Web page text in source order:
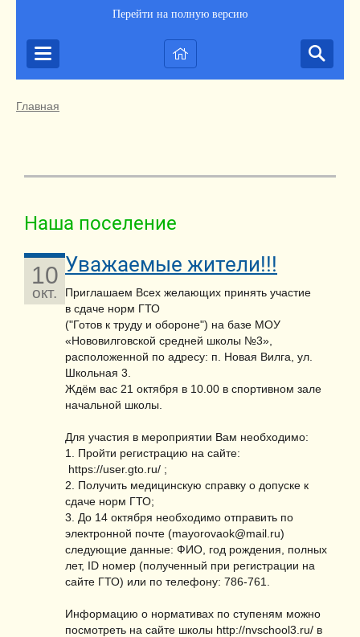
Перейти на полную версию
Главная
Наша поселение
10
окт.
Уважаемые жители!!!
Приглашаем Всех желающих принять участие
в сдаче норм ГТО
("Готов к труду и обороне") на базе МОУ
«Нововилговской средней школы №3»,
расположенной по адресу: п. Новая Вилга, ул.
Школьная 3.
Ждём вас 21 октября в 10.00 в спортивном зале
начальной школы.
Для участия в мероприятии Вам необходимо:
1. Пройти регистрацию на сайте:
https://user.gto.ru/ ;
2. Получить медицинскую справку о допуске к
сдаче норм ГТО;
3. До 14 октября необходимо отправить по
электронной почте (mayorovaok@mail.ru)
следующие данные: ФИО, год рождения, полных
лет, ID номер (полученный при регистрации на
сайте ГТО) или по телефону: 786-761.
Информацию о нормативах по ступеням можно
посмотреть на сайте школы http://nvschool3.ru/ в